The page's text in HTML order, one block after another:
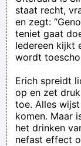
staat recht,
en zegt:
teniet gaat
Iedereen kijkt
wordt
Erich spreidt
op en zet
toe. Alles
komen. Maar
het drinken
nefast effect